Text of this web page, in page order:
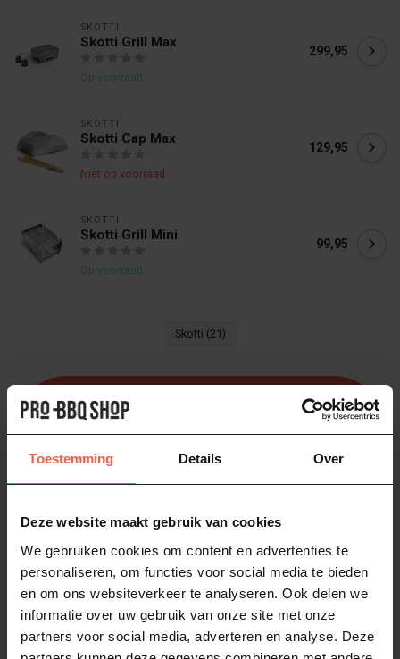
Toestemming Details Over
Deze website maakt gebruik van cookies
We gebruiken cookies om content en advertenties te
personaliseren, om functies voor social media te bieden
en om ons websiteverkeer te analyseren. Ook delen we
informatie over uw gebruik van onze site met onze
partners voor social media, adverteren en analyse. Deze
SKOTTI
Skotti Grill Max
Op voorraad
299,95
SKOTTI
Skotti Cap Max
Niet op voorraad
129,95
SKOTTI
Skotti Grill Mini
Op voorraad
99,95
Skotti (21)
Heb je vragen over dit product?
Of heb je hulp nodig bij het bestellen? Neem
dan gerust contact op viaWhatsappofbel
ons (06-46141068)
. We helpen je graag!
Bezorgen of ophalen van jouw BBQ
Gratis bezorging
Geniet van gratis bezorging bij elke BBQ-